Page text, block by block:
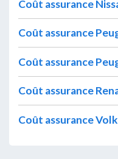
Coût assurance
Coût assurance
Coût assurance
Coût assurance
Coût assurance